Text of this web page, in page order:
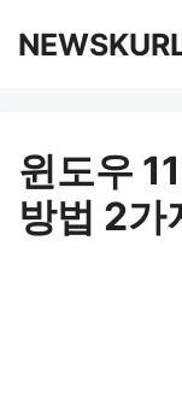
로
건
윈도우
방법 2가